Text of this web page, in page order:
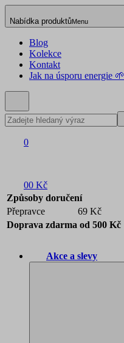
Nabídka produktůMenu
Blog
Kolekce
Kontakt
Jak na úsporu energie 🌱
0
00 Kč
Způsoby doručení
Přepravce
69 Kč
Doprava zdarma od 500 Kč
Akce a slevy